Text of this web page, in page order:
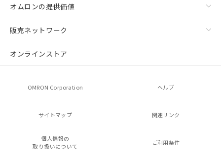
オムロンの提供価値
販売ネットワーク
オンラインストア
OMRON Corporation ヘルプ
サイトマップ 関連リンク
個人情報の
取り扱いについて
ご利用条件